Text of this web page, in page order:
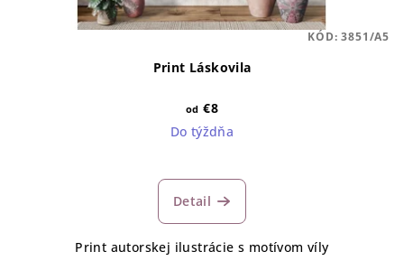
Print Láskovila
od €8
Do týždňa
Detail
Print autorskej ilustrácie s motívom víly
KÓD:3851/A5